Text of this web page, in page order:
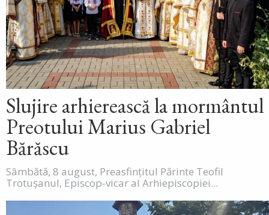
Slujire arhierească la mormântul
Preotului Marius Gabriel
Bărăscu
Sâmbătă, 8 august, Preasfințitul Părinte Teofil
Trotușanul, Episcop-vicar al Arhiepiscopiei...